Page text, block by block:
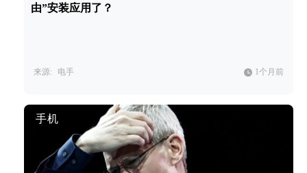
由”安装应用了？
来源: 电手 1个月前
手机